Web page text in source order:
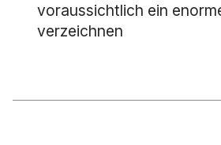
voraussichtlich ein
verzeichnen